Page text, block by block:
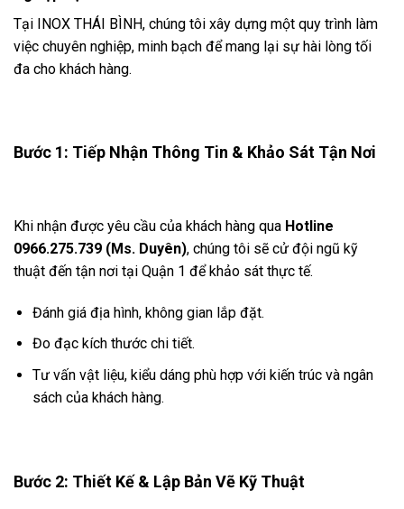
Tại INOX THÁI BÌNH, chúng tôi xây dựng một quy trình làm
việc chuyên nghiệp, minh bạch để mang lại sự hài lòng tối
đa cho khách hàng.
Bước 1: Tiếp Nhận Thông Tin & Khảo Sát Tận Nơi
Khi nhận được yêu cầu của khách hàng qua Hotline
0966.275.739 (Ms. Duyên), chúng tôi sẽ cử đội ngũ kỹ
thuật đến tận nơi tại Quận 1 để khảo sát thực tế.
Đánh giá địa hình, không gian lắp đặt.
Đo đạc kích thước chi tiết.
Tư vấn vật liệu, kiểu dáng phù hợp với kiến trúc và ngân
sách của khách hàng.
Bước 2: Thiết Kế & Lập Bản Vẽ Kỹ Thuật